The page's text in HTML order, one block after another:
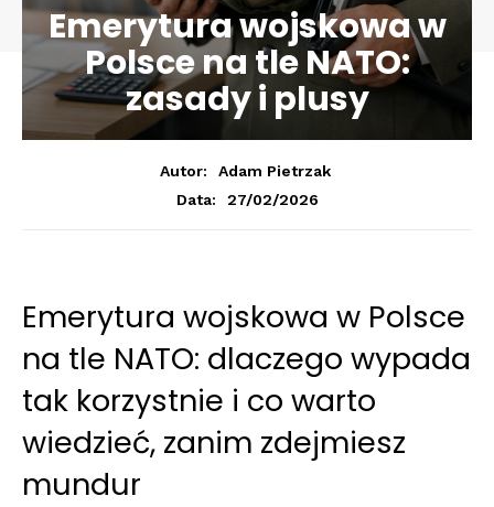
Emerytura wojskowa w
Polsce na tle NATO:
zasady i plusy
Autor:
Adam Pietrzak
Data:
27/02/2026
Emerytura wojskowa w Polsce
na tle NATO: dlaczego wypada
tak korzystnie i co warto
wiedzieć, zanim zdejmiesz
mundur